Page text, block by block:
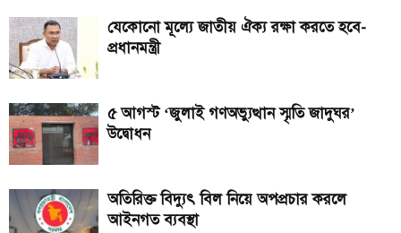
যেকোনো মূল্যে জাতীয় ঐক্য রক্ষা করতে হবে-
প্রধানমন্ত্রী
৫ আগস্ট ‘জুলাই গণঅভ্যুত্থান স্মৃতি জাদুঘর’
উদ্বোধন
অতিরিক্ত বিদ্যুৎ বিল নিয়ে অপপ্রচার করলে
আইনগত ব্যবস্থা